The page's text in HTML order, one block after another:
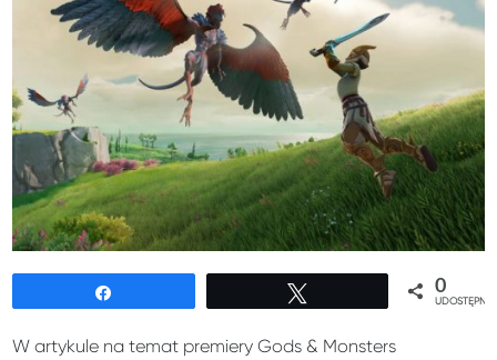
0
W artykule na temat premiery Gods & Monsters